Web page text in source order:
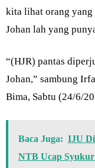
kita lihat orang yang
Johan lah yang
“(HJR) pantas
Johan,” sambung
Bima, Sabtu (24/6/
Baca Juga: IJU
NTB Ucap